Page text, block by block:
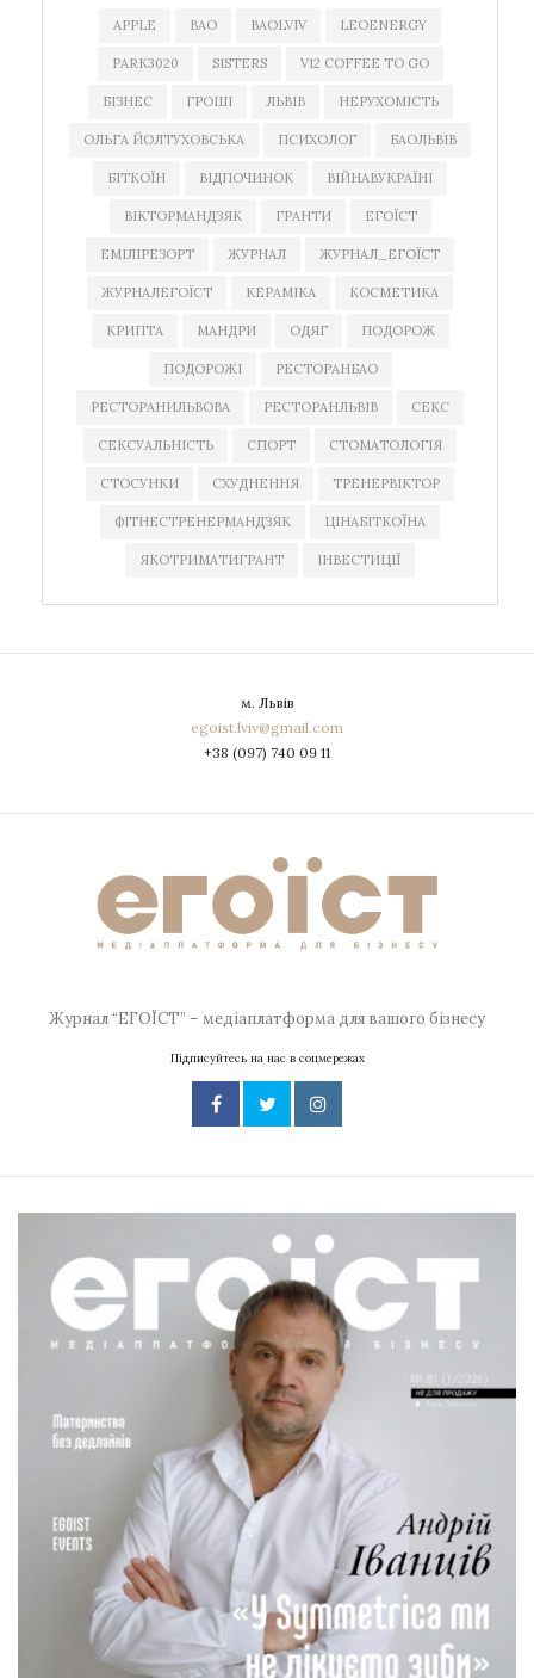
APPLE BAO BAOLVIV LEOENERGY
PARK3020 SISTERS V12 COFFEE TO GO
БІЗНЕС ГРОШІ ЛЬВІВ НЕРУХОМІСТЬ
ОЛЬГА ЙОЛТУХОВСЬКА ПСИХОЛОГ БАОЛЬВІВ
БІТКОЇН ВІДПОЧИНОК ВІЙНАВУКРАЇНІ
ВІКТОРМАНДЗЯК ГРАНТИ ЕГОЇСТ
ЕМІЛІРЕЗОРТ ЖУРНАЛ ЖУРНАЛ_ЕГОЇСТ
ЖУРНАЛЕГОЇСТ КЕРАМІКА КОСМЕТИКА
КРИПТА МАНДРИ ОДЯГ ПОДОРОЖ
ПОДОРОЖІ РЕСТОРАНБАО
РЕСТОРАНИЛЬВОВА РЕСТОРАНЛЬВІВ СЕКС
СЕКСУАЛЬНІСТЬ СПОРТ СТОМАТОЛОГІЯ
СТОСУНКИ СХУДНЕННЯ ТРЕНЕРВІКТОР
ФІТНЕСТРЕНЕРМАНДЗЯК ЦІНАБІТКОЇНА
ЯКОТРИМАТИГРАНТ ІНВЕСТИЦІЇ
м. Львів
egoist.lviv@gmail.com
+38 (097) 740 09 11
Журнал “ЕГОЇСТ” – медіаплатформа для вашого бізнесу
Підписуйтесь на нас в соцмережах